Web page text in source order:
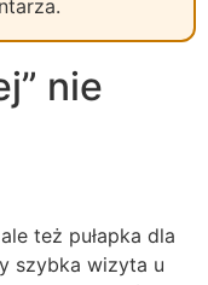
nie
też pułapka dla
szybka wizyta u